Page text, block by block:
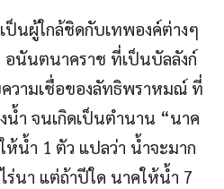
นผู้ใกล้ชิดกับเทพองค์ต่างๆ
อนันตนาคราช ที่เป็นบัลลังก์
วามเชื่อของลัทธิพราหมณ์ ที่
น้ำ จนเกิดเป็นตำนาน “นาค
น้ำ 1 ตัว แปลว่า น้ำจะมาก
นา แต่ถ้าปีใด นาคให้น้ำ 7